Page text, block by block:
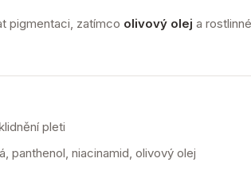
pigmentaci, zatímco olivový olej a
pleti
panthenol, niacinamid, olivový olej